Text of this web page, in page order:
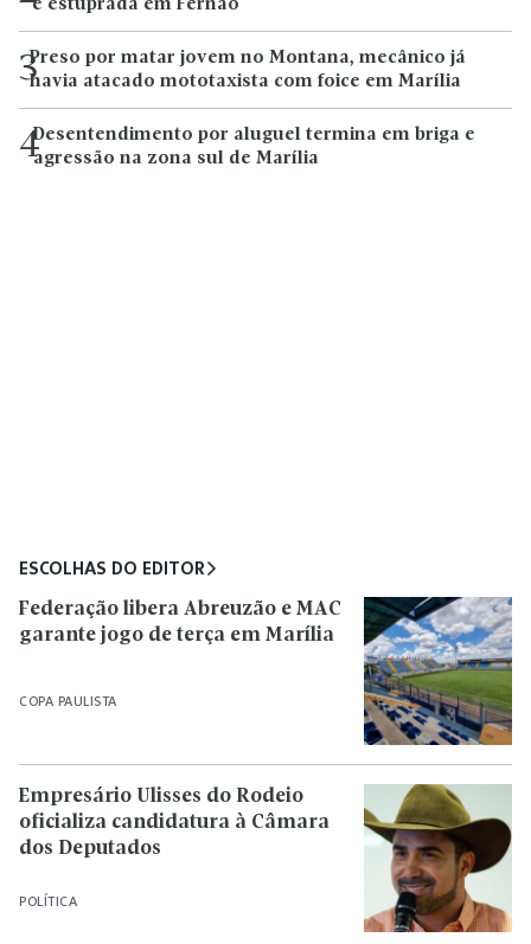
e estuprada em Fernão
3Preso por matar jovem no Montana, mecânico já
havia atacado mototaxista com foice em Marília
4Desentendimento por aluguel termina em briga e
agressão na zona sul de Marília
ESCOLHAS DO EDITOR
COPA PAULISTA
Federação libera Abreuzão e MAC
garante jogo de terça em Marília
POLÍTICA
Empresário Ulisses do Rodeio
oficializa candidatura à Câmara
dos Deputados